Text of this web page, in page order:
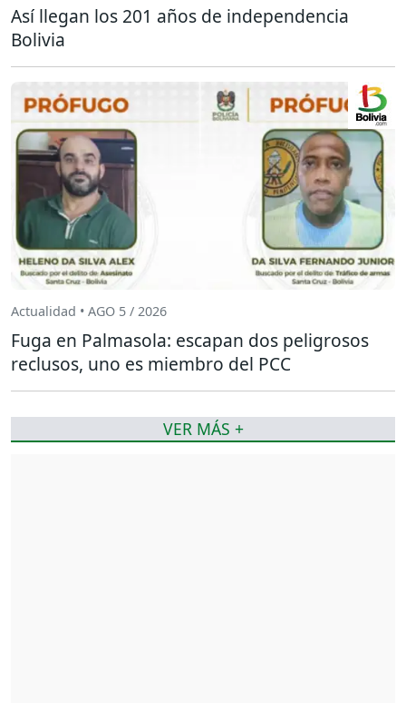
Así llegan los 201 años de independencia
Bolivia
Actualidad • AGO 5 / 2026
Fuga en Palmasola: escapan dos peligrosos
reclusos, uno es miembro del PCC
VER MÁS +